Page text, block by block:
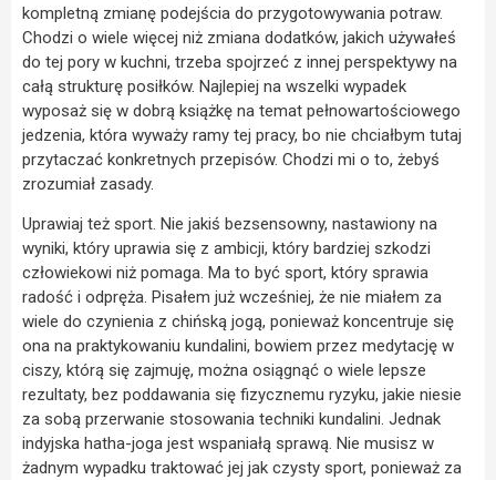
kompletną zmianę podejścia do przygotowywania potraw.
Chodzi o wiele więcej niż zmiana dodatków, jakich używałeś
do tej pory w kuchni, trzeba spojrzeć z innej perspektywy na
całą strukturę posiłków. Najlepiej na wszelki wypadek
wyposaż się w dobrą książkę na temat pełnowartościowego
jedzenia, która wyważy ramy tej pracy, bo nie chciałbym tutaj
przytaczać konkretnych przepisów. Chodzi mi o to, żebyś
zrozumiał zasady.
Uprawiaj też sport. Nie jakiś bezsensowny, nastawiony na
wyniki, który uprawia się z ambicji, który bardziej szkodzi
człowiekowi niż pomaga. Ma to być sport, który sprawia
radość i odpręża. Pisałem już wcześniej, że nie miałem za
wiele do czynienia z chińską jogą, ponieważ koncentruje się
ona na praktykowaniu kundalini, bowiem przez medytację w
ciszy, którą się zajmuję, można osiągnąć o wiele lepsze
rezultaty, bez poddawania się fizycznemu ryzyku, jakie niesie
za sobą przerwanie stosowania techniki kundalini. Jednak
indyjska hatha-joga jest wspaniałą sprawą. Nie musisz w
żadnym wypadku traktować jej jak czysty sport, ponieważ za